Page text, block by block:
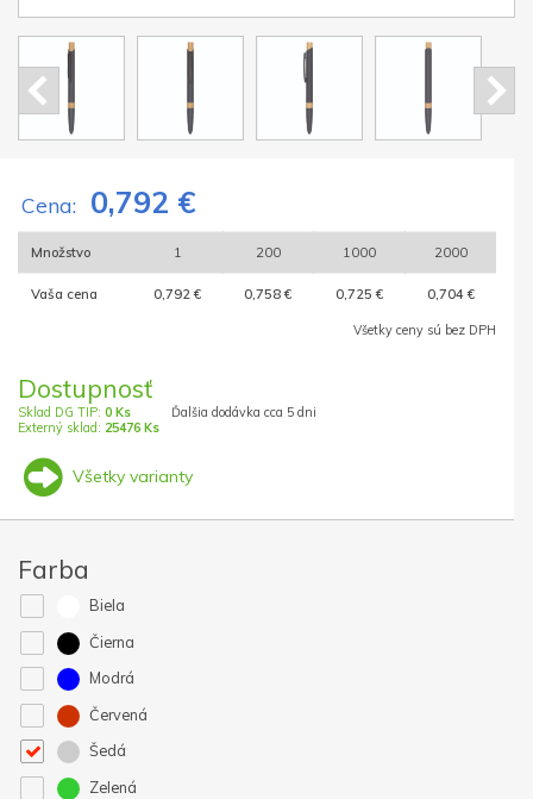
Cena: 0,792 €
Množstvo 1 200 1000 2000
Vaša cena 0,792 € 0,758 € 0,725 € 0,704 €
Všetky ceny sú bez DPH
Dostupnosť
Sklad DG TIP: 0 Ks
Externý sklad: 25476 Ks
Ďalšia dodávka cca 5 dni
Všetky varianty
Farba
Biela
Čierna
Modrá
Červená
Šedá
Zelená